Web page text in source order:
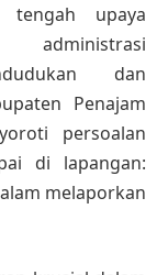
upaya
dan
Penajam
persoalan
di lapangan:
melaporkan